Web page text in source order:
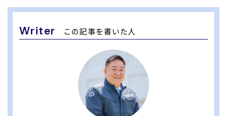
Writer この記事を書いた人